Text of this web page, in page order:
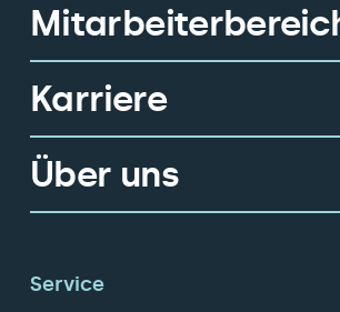
Karriere
Über uns
Service